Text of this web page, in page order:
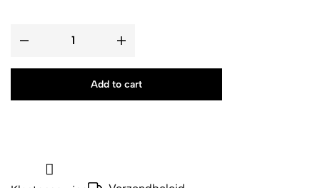
Add to cart